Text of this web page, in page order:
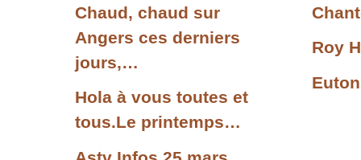
Chaud, chaud sur
Angers ces derniers
jours,…
Hola à vous toutes et
tous.Le printemps…
Roy